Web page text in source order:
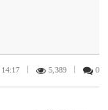
14:17 5,389 0